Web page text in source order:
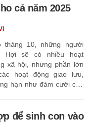
cả năm 2025
tháng 10, những người
Hợi sẽ có nhiều hoạt
xã hội, nhưng phần lớn
hoạt động giao lưu,
hạn như đám cưới của
để sinh con vào